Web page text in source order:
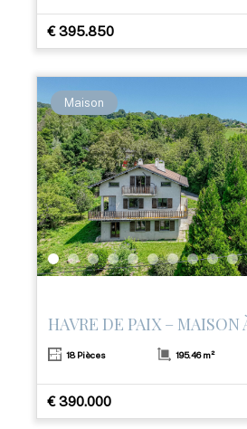
€ 395.850
Maison
18 Pièces 195.46 m²
€ 390.000